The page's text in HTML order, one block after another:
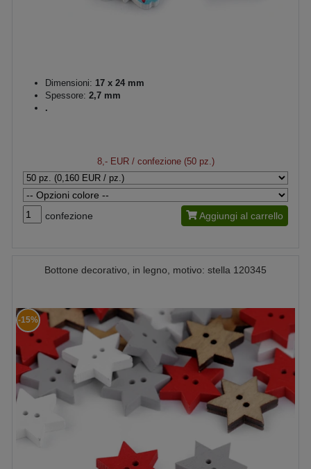
Dimensioni: 17 x 24 mm
Spessore: 2,7 mm
.
8,- EUR/ confezione (50 pz.)
confezione Aggiungi al carrello
Bottone decorativo, in legno, motivo: stella 120345
-15%